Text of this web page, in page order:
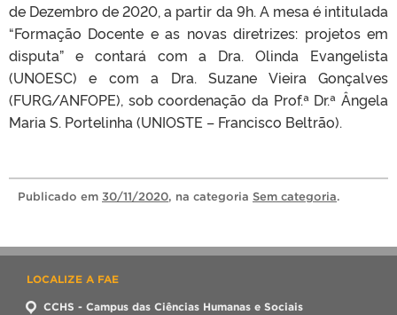
de Dezembro de 2020, a partir da 9h. A mesa é intitulada
“Formação Docente e as novas diretrizes: projetos em
disputa” e contará com a Dra. Olinda Evangelista
(UNOESC) e com a Dra. Suzane Vieira Gonçalves
(FURG/ANFOPE), sob coordenação da Prof.ª Dr.ª Ângela
Maria S. Portelinha (UNIOSTE – Francisco Beltrão).
Publicado em 30/11/2020, na categoria Sem categoria.
LOCALIZE A FAE
CCHS - Campus das Ciências Humanas e Sociais